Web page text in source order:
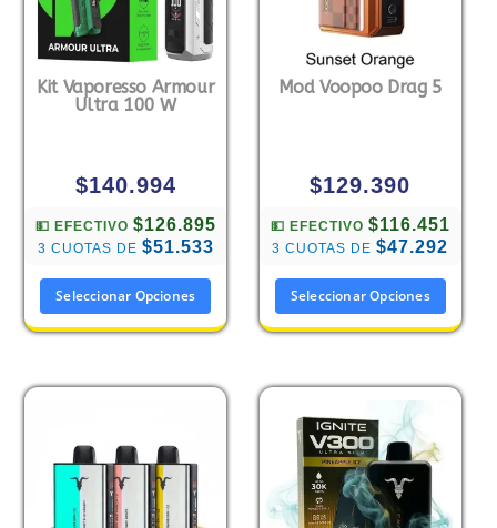
Kit Vaporesso Armour
Ultra 100 W
$140.994
💵 EFECTIVO $126.895
3 CUOTAS DE $51.533
Seleccionar Opciones
Mod Voopoo Drag 5
$129.390
💵 EFECTIVO $116.451
3 CUOTAS DE$47.292
Seleccionar Opciones